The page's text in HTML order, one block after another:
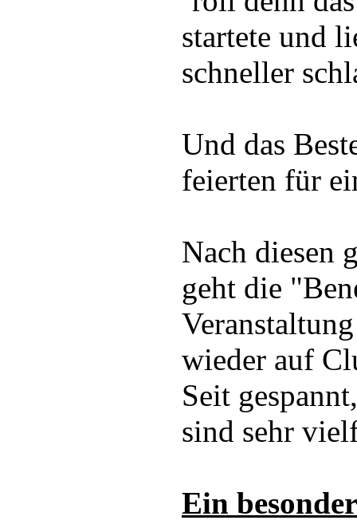
startete und
schneller
Und das
feierten für
Nach diesen
geht die
wieder auf
Seit
sind sehr
Ein